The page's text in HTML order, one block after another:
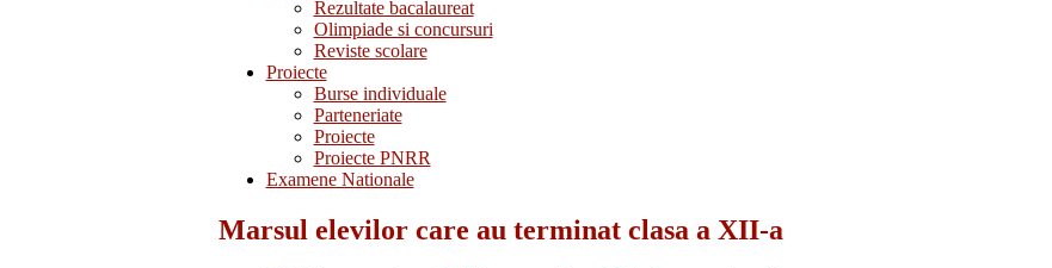
Rezultate bacalaureat
Olimpiade si concursuri
Reviste scolare
Proiecte
Burse individuale
Parteneriate
Proiecte
Proiecte PNRR
Examene Nationale
Marsul elevilor care au terminat clasa a XII-a